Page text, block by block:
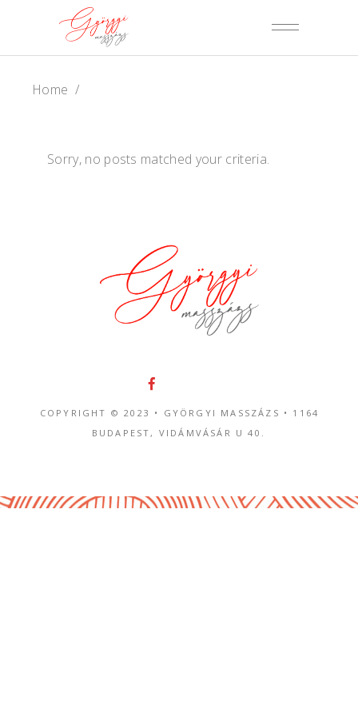
Home /
Sorry, no posts matched your criteria.
COPYRIGHT © 2023 • GYÖRGYI MASSZÁZS • 1164
BUDAPEST, VIDÁMVÁSÁR U 40.